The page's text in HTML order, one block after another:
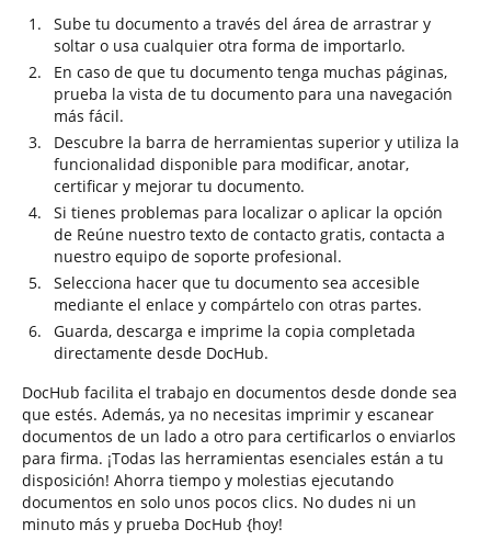
Sube tu documento a través del área de arrastrar y
soltar o usa cualquier otra forma de importarlo.
En caso de que tu documento tenga muchas páginas,
prueba la vista de tu documento para una navegación
más fácil.
Descubre la barra de herramientas superior y utiliza la
funcionalidad disponible para modificar, anotar,
certificar y mejorar tu documento.
Si tienes problemas para localizar o aplicar la opción
de Reúne nuestro texto de contacto gratis, contacta a
nuestro equipo de soporte profesional.
Selecciona hacer que tu documento sea accesible
mediante el enlace y compártelo con otras partes.
Guarda, descarga e imprime la copia completada
directamente desde DocHub.
DocHub facilita el trabajo en documentos desde donde sea
que estés. Además, ya no necesitas imprimir y escanear
documentos de un lado a otro para certificarlos o enviarlos
para firma. ¡Todas las herramientas esenciales están a tu
disposición! Ahorra tiempo y molestias ejecutando
documentos en solo unos pocos clics. No dudes ni un
minuto más y prueba DocHub {hoy!